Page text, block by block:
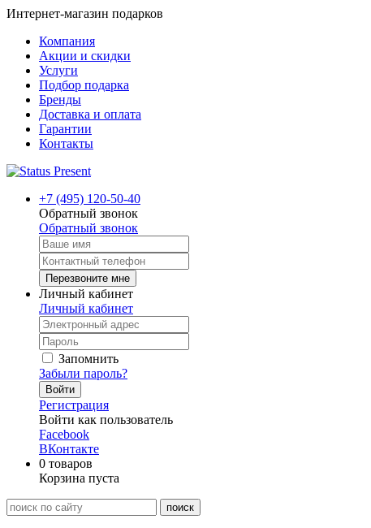
Интернет-магазин подарков
Компания
Акции и скидки
Услуги
Подбор подарка
Бренды
Доставка и оплата
Гарантии
Контакты
+7 (495) 120-50-40
Обратный звонок
Обратный звонок
Перезвоните мне
Личный кабинет
Личный кабинет
Запомнить
Забыли пароль?
Войти
Регистрация
Войти как пользователь
Facebook
ВКонтакте
0 товаров
Корзина пуста